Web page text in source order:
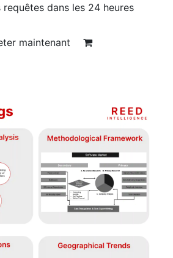
requêtes dans les 24 heures
maintenant